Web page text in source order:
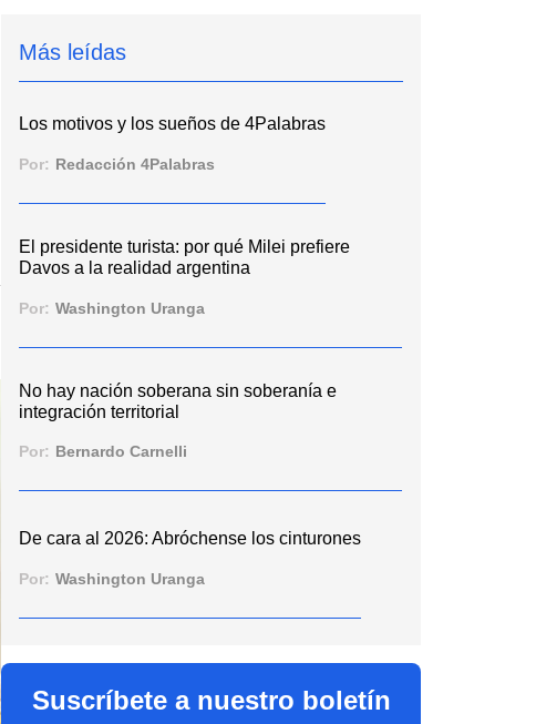
Más leídas
Los motivos y los sueños de 4Palabras
Por: Redacción 4Palabras
El presidente turista: por qué Milei prefiere
Davos a la realidad argentina
Por: Washington Uranga
No hay nación soberana sin soberanía e
integración territorial
Por: Bernardo Carnelli
De cara al 2026: Abróchense los cinturones
Por: Washington Uranga
Suscríbete a nuestro boletín